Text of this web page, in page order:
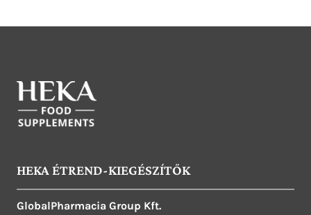
HEKA ÉTREND-KIEGÉSZÍTŐK
GlobalPharmacia Group Kft.